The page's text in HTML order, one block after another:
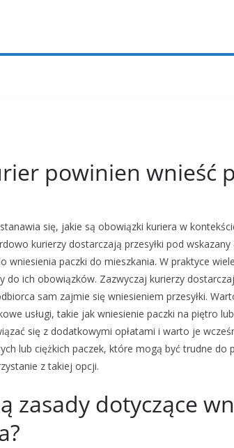
powinien wnieść
się, jakie są obowiązki kuriera w
kurierzy dostarczają przesyłki pod
wniesienia paczki do mieszkania. W praktyce
do ich obowiązków. Zazwyczaj kurierzy
sam zajmie się wniesieniem przesyłki.
usługi, takie jak wniesienie paczki na piętro
się z dodatkowymi opłatami i warto je
lub ciężkich paczek, które mogą być trudne
z takiej opcji.
zasady dotyczące